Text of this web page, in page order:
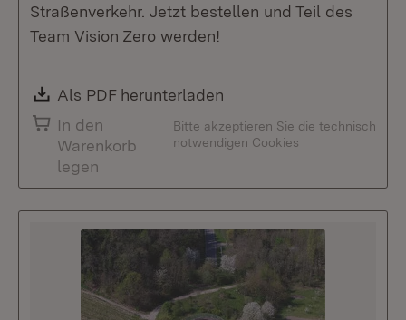
Straßenverkehr. Jetzt bestellen und Teil des
Team Vision Zero werden!
Download:
Als PDF herunterladen
In den
Warenkorb
legen
Bitte akzeptieren Sie die technisch
notwendigen Cookies